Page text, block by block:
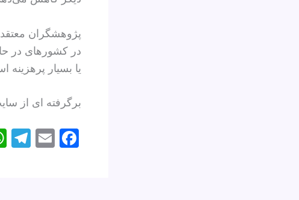
پژوهشگران
در کشورهای در
یا بسیار پرهزینه
برگرفته ای از
F
E